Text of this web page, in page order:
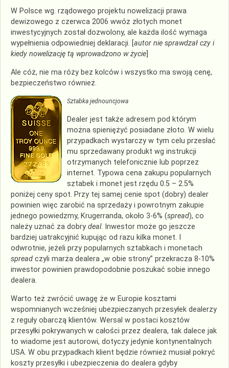
W Polsce wg. rządowego projektu nowelizacji prawa
dewizowego z czerwca 2006 wwóz złotych monet
inwestycyjnych został dozwolony, ale każda ilość wymaga
wypełnienia odpowiedniej deklaracji. [autor nie sprawdzał czy i
kiedy nowelizację tą wprowadzono w życie
Ale cóż, nie ma róży bez kolców i wszystko ma swoją cenę,
bezpieczeństwo również.
Sztabka jednouncjowa
Dealer jest także adresem pod którym
można spieniężyć posiadane złoto. W wielu
przypadkach wystarczy w tym celu przesłać
mu sprzedawany produkt wg instrukcji
otrzymanych telefonicznie lub poprzez
internet. Typowa cena zakupu popularnych
sztabek i monet jest rzędu 0.5 – 2.5%
poniżej ceny spot. Przy tej samej cenie spot (dobry) dealer
powinien więc zarobić na sprzedaży i powrotnym zakupie
jednego powiedzmy, Krugerranda, około 3-6% (spread), co
należy uznać za dobry deal. Inwestor może go jeszcze
bardziej uatrakcyjnić kupując od razu kilka monet. I
odwrotnie, jeżeli przy popularnych sztabkach i monetach
spread czyli marża dealera „w obie strony” przekracza 8-10%
inwestor powinien prawdopodobnie poszukać sobie innego
dealera.
Warto też zwrócić uwagę że w Europie kosztami
wspomnianych wcześniej ubezpieczanych przesyłek dealerzy
z reguły obarczą klientów. Wersal w postaci kosztów
przesyłki pokrywanych w całości przez dealera, tak dalece jak
to wiadome jest autorowi, dotyczy jedynie kontynentalnych
USA. W obu przypadkach klient będzie również musiał pokryć
koszty przesyłki i ubezpieczenia do dealera gdyby